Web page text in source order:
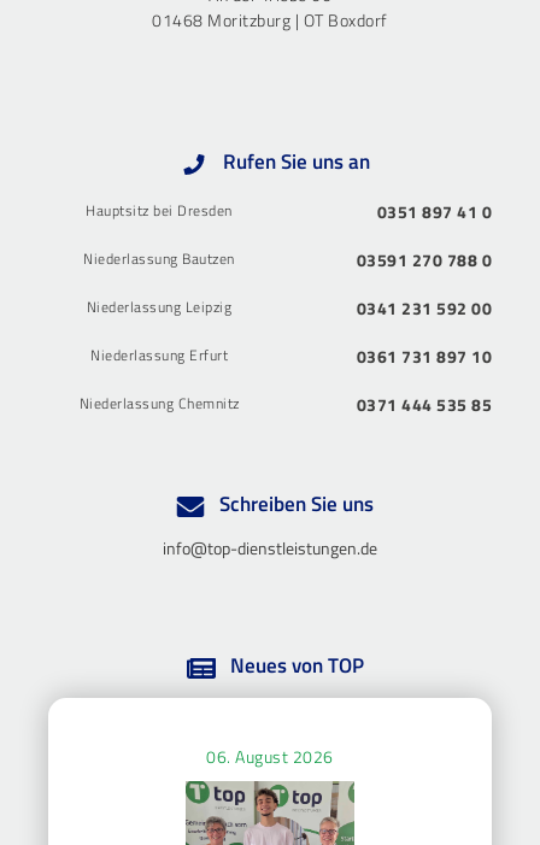
01468 Moritzburg | OT Boxdorf
Rufen Sie uns an
Hauptsitz bei Dresden 0351 897 41 0
Niederlassung Bautzen 03591 270 788 0
Niederlassung Leipzig 0341 231 592 00
Niederlassung Erfurt 0361 731 897 10
Niederlassung Chemnitz 0371 444 535 85
Schreiben Sie uns
info@top-dienstleistungen.de
Neues von TOP
06. August 2026